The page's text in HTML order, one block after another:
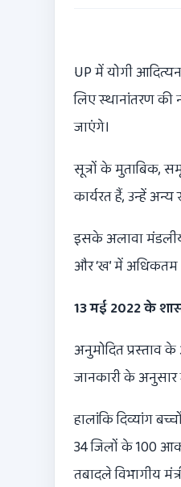
UP में योगी
लिए स्थानांतरण
जाएंगे।
सूत्रों के मुताबिक,
कार्यरत हैं, उन्हें अन्य
इसके अलावा मंडलीय
और ‘ख’ में अधिकतम
13 मई 2022 के
अनुमोदित प्रस्ताव
जानकारी के अनुसार
हालांकि दिव्यांग
34 जिलों के 100
तबादले विभागीय